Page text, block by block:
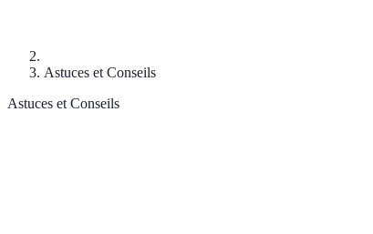
Astuces et Conseils
Astuces et Conseils